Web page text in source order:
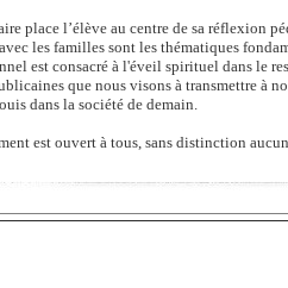
place l’élève au centre de sa réflexion
les familles sont les thématiques
est consacré à l'éveil spirituel dans le
que nous visons à transmettre à
dans la société de demain.
est ouvert à tous, sans distinction